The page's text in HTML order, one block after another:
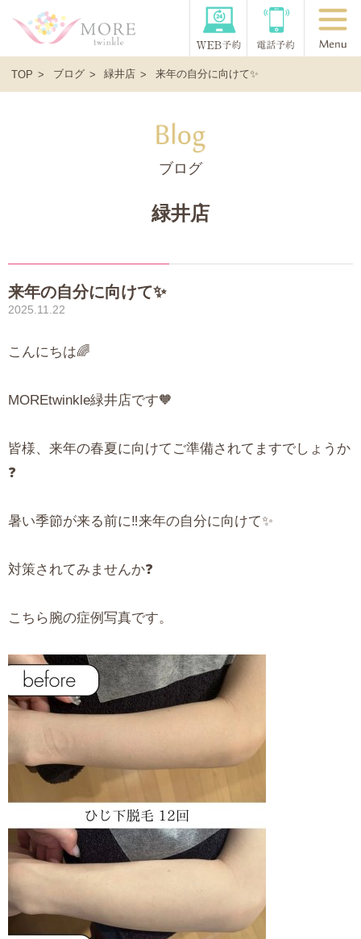
TOP ブログ 緑井店 来年の自分に向けて✨
ブログ
緑井店
来年の自分に向けて✨
2025.11.22
こんにちは🌈
MOREtwinkle緑井店です🧡
皆様、来年の春夏に向けてご準備されてますでしょうか
❓
暑い季節が来る前に‼️来年の自分に向けて✨
対策されてみませんか❓
こちら腕の症例写真です。